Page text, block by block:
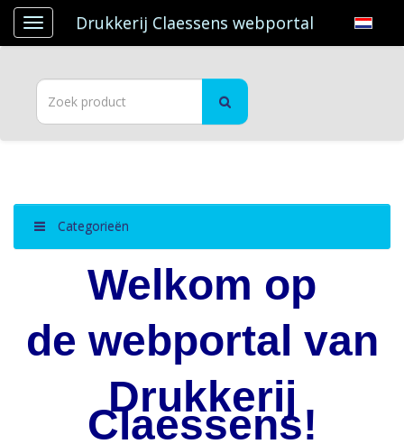
Drukkerij Claessens webportal
Categorieën
Welkom op
de webportal van
Drukkerij
Claessens!